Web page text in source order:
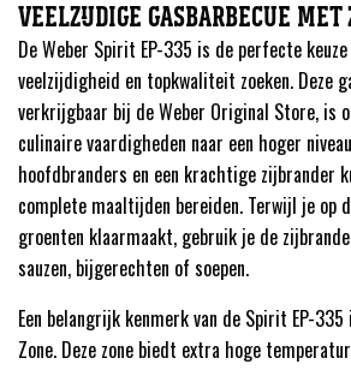
VEELZIJDIGE GASBARBECUE MET
De Weber Spirit EP-335 is de perfecte
veelzijdigheid en topkwaliteit zoeken. Deze
verkrijgbaar bij de Weber Original Store, is
culinaire vaardigheden naar een hoger
hoofdbranders en een krachtige zijbrander
complete maaltijden bereiden. Terwijl je op
groenten klaarmaakt, gebruik je de
sauzen, bijgerechten of soepen.
Een belangrijk kenmerk van de Spirit EP-
Zone. Deze zone biedt extra hoge